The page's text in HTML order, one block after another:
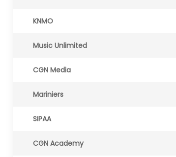
KNMO
Music Unlimited
CGN Media
Mariniers
SIPAA
CGN Academy